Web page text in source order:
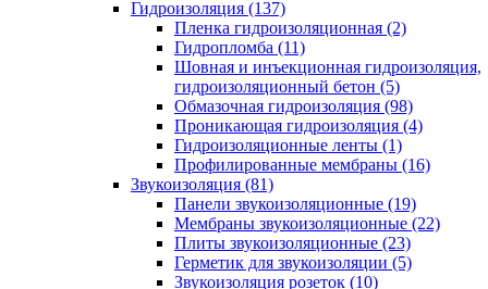
Гидроизоляция (137)
Пленка гидроизоляционная (2)
Гидропломба (11)
Шовная и инъекционная гидроизоляция,
гидроизоляционный бетон (5)
Обмазочная гидроизоляция (98)
Проникающая гидроизоляция (4)
Гидроизоляционные ленты (1)
Профилированные мембраны (16)
Звукоизоляция (81)
Панели звукоизоляционные (19)
Мембраны звукоизоляционные (22)
Плиты звукоизоляционные (23)
Герметик для звукоизоляции (5)
Звукоизоляция розеток (10)